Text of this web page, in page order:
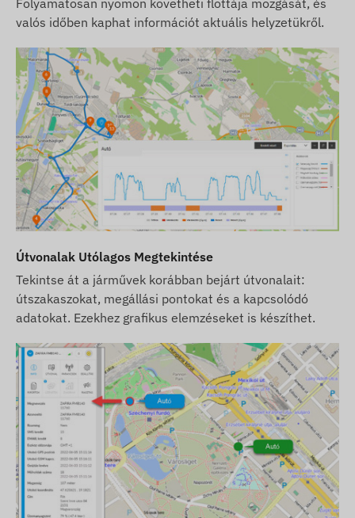
technológia kivezetése már folyamatban
van.Tippünk:Amennyiben hosszú távú, biztos
megoldást keres nemzetközi használatra,
javasoljuk a korszerűbb4G (LTE)eszközeink
választását, amelyek nagyobb lefedettséget és
gyorsabb adatkommunikációt biztosítanak.
Törekszünk a weboldalon feltüntetett adatok és
képek folyamatos frissítésére és pontosságára.
Felhívjuk azonban figyelmét, hogy a gyártó
fenntartja a jogot a termékspecifikációk vagy a
csomagolás előzetes értesítés nélküli
módosítására. Emiatt a termékek megjelenése a
valóságban minimálisan eltérhet a képeken
változtatások jogát fenntartjuk.
Folyamatosan nyomon követheti flottája mozgását, és
valós időben kaphat információt aktuális helyzetükről.
Útvonalak Utólagos Megtekintése
Tekintse át a járművek korábban bejárt útvonalait:
útszakaszokat, megállási pontokat és a kapcsolódó
adatokat. Ezekhez grafikus elemzéseket is készíthet.